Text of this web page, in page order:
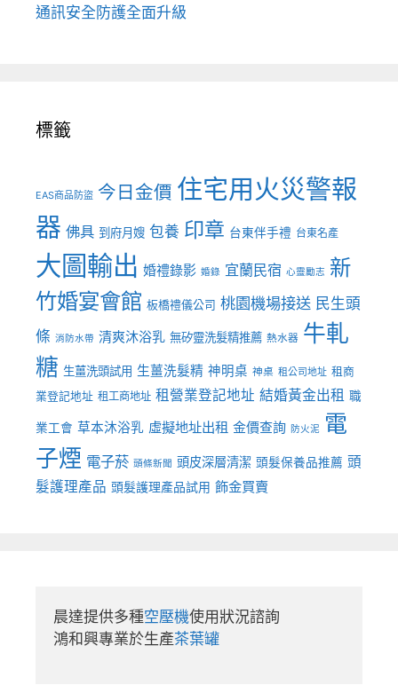
通訊安全防護全面升級
標籤
EAS商品防盜 今日金價 住宅用火災警報
器 佛具 到府月嫂 包養 印章 台東伴手禮 台東名產
大圖輸出 婚禮錄影 婚錄 宜蘭民宿 心靈勵志 新
竹婚宴會館 板橋禮儀公司 桃園機場接送 民生頭
條 消防水帶 清爽沐浴乳 無矽靈洗髮精推薦 熱水器 牛軋
糖 生薑洗頭試用 生薑洗髮精 神明桌 神桌 租公司地址 租商
業登記地址 租工商地址 租營業登記地址 結婚黃金出租 職
業工會 草本沐浴乳 虛擬地址出租 金價查詢 防火泥
電
子煙 電子菸 頭條新聞 頭皮深層清潔 頭髮保養品推薦 頭
髮護理產品 頭髮護理產品試用 飾金買賣
晨達提供多種空壓機使用狀況諮詢
鴻和興專業於生產茶葉罐